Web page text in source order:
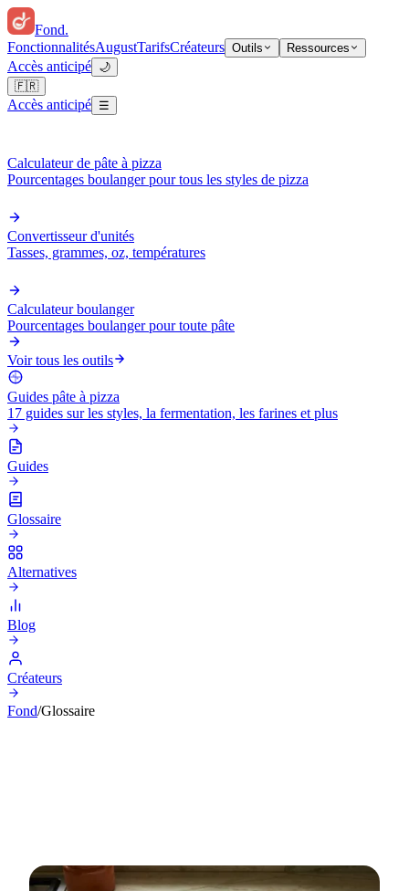
Fond.
FonctionnalitésAugustTarifsCréateurs Outils Ressources
Accès anticipé 🌙
🇫🇷
Accès anticipé ☰
Calculateur de pâte à pizza
Pourcentages boulanger pour tous les styles de pizza
Convertisseur d'unités
Tasses, grammes, oz, températures
Calculateur boulanger
Pourcentages boulanger pour toute pâte
Voir tous les outils
Guides pâte à pizza
17 guides sur les styles, la fermentation, les farines et plus
Guides
Glossaire
Alternatives
Blog
Créateurs
Fond/Glossaire